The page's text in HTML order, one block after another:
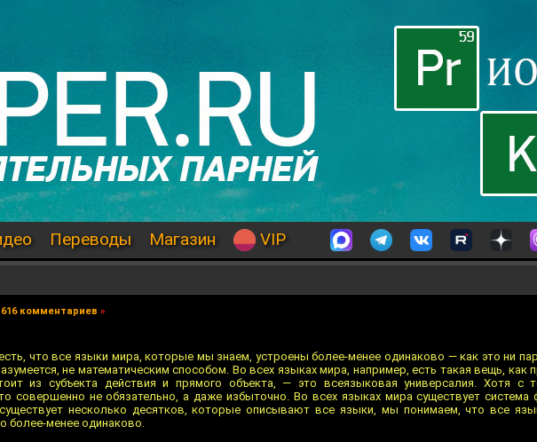
Переводы Магазин VIP
616 комментариев »
что все языки мира, которые мы знаем, устроены более-менее одинаково — как это ни
не математическим способом. Во всех языках мира, например, есть такая вещь, как
из субъекта действия и прямого объекта, — это всеязыковая универсалия. Хотя с
совершенно не обязательно, а даже избыточно. Во всех языках мира существует система
несколько десятков, которые описывают все языки, мы понимаем, что все
более-менее одинаково.